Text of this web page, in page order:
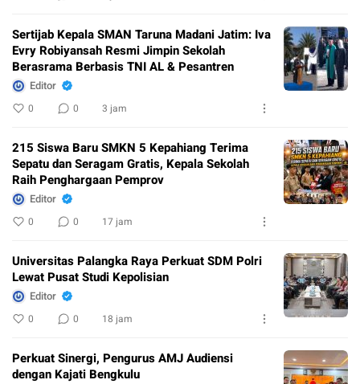
Sertijab Kepala SMAN Taruna Madani Jatim: Iva
Evry Robiyansah Resmi Jimpin Sekolah
Berasrama Berbasis TNI AL & Pesantren
Editor
0 0 3 jam
215 Siswa Baru SMKN 5 Kepahiang Terima
Sepatu dan Seragam Gratis, Kepala Sekolah
Raih Penghargaan Pemprov
Editor
0 0 17 jam
Universitas Palangka Raya Perkuat SDM Polri
Lewat Pusat Studi Kepolisian
Editor
0 0 18 jam
Perkuat Sinergi, Pengurus AMJ Audiensi
dengan Kajati Bengkulu